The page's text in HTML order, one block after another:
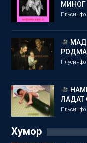
МИНОГ
Плусинфо
Плусинфо
ЛАДАТ
Плусинфо
Хумор